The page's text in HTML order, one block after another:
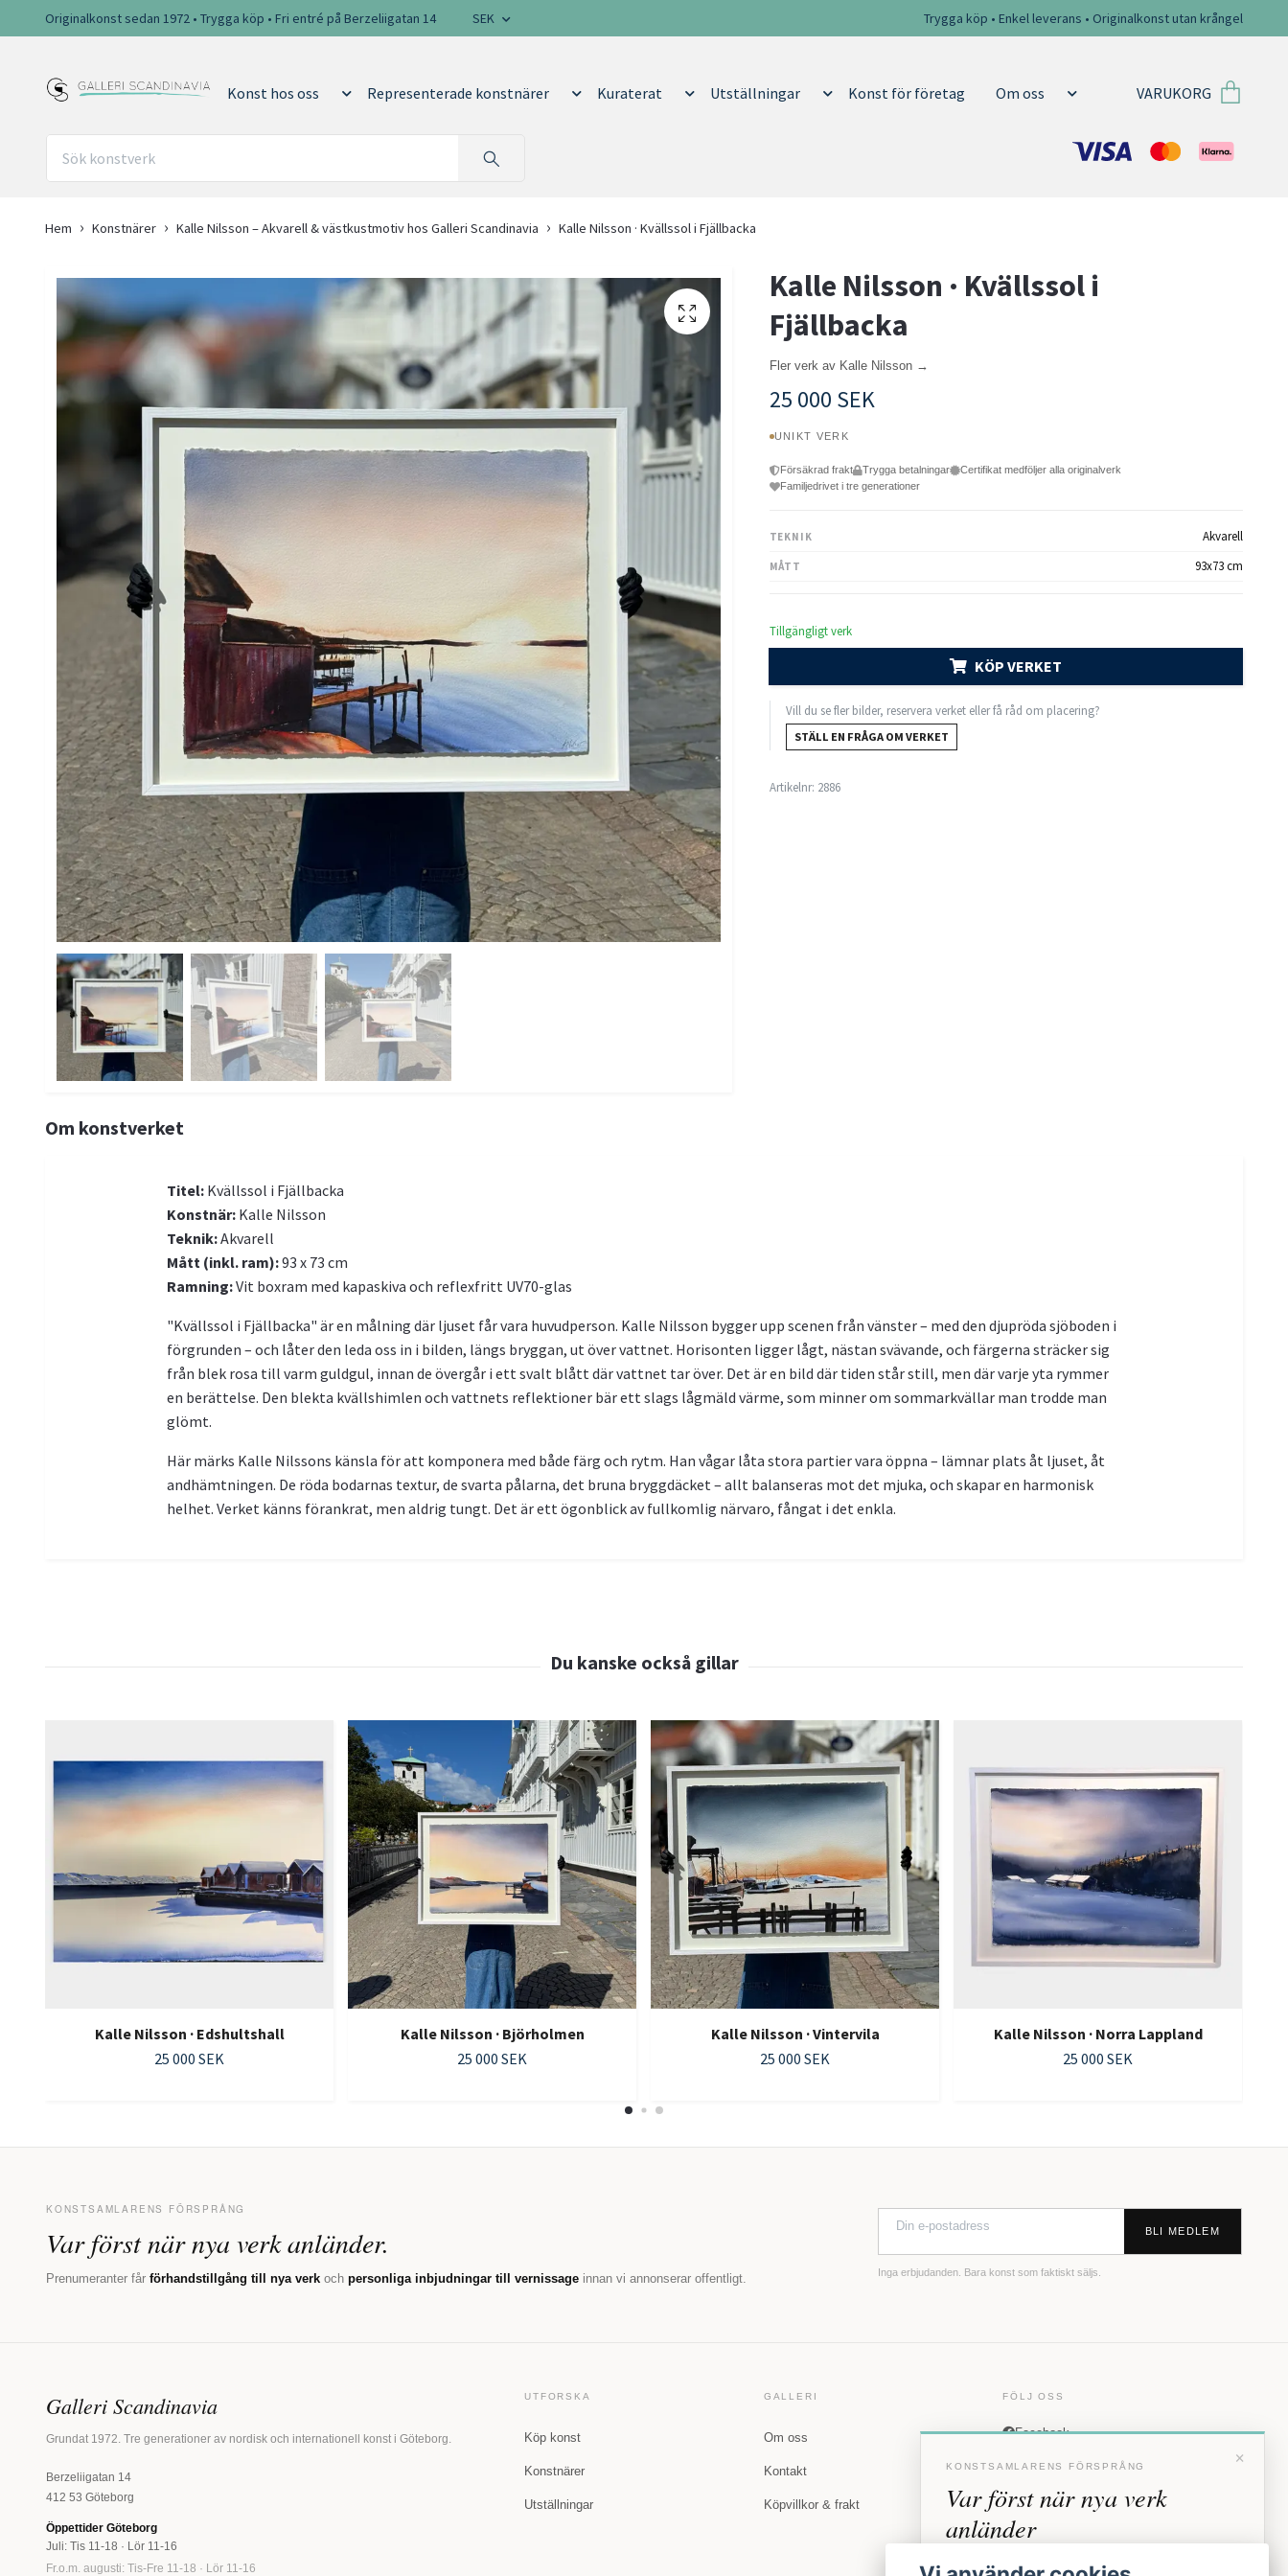
Originalkonst sedan 1972 • Trygga köp • Fri entré på Berzeliigatan 14 SEK Trygga köp • Enkel leverans • Originalkonst utan krångel
Konst hos oss Representerade konstnärer Kuraterat Utställningar Konst för företag Om oss VARUKORG
Hem Konstnärer Kalle Nilsson – Akvarell & västkustmotiv hos Galleri Scandinavia Kalle Nilsson · Kvällssol i Fjällbacka
Kalle Nilsson · Kvällssol i
Fjällbacka
Fler verk av Kalle Nilsson →
25 000 SEK
UNIKT VERK
Försäkrad frakt Trygga betalningar
Certifikat medföljer alla originalverk
Familjedrivet i tre generationer
TEKNIK Akvarell
MÅTT 93x73 cm
Tillgängligt verk
KÖP VERKET
Vill du se fler bilder, reservera verket eller få råd om placering?
STÄLL EN FRÅGA OM VERKET
Artikelnr: 2886
Om konstverket
Titel:Kvällssol i Fjällbacka
Konstnär:Kalle Nilsson
Teknik:Akvarell
Mått (inkl. ram):93 x 73 cm
Ramning:Vit boxram med kapaskiva och reflexfritt UV70-glas
"Kvällssol i Fjällbacka" är en målning där ljuset får vara huvudperson. Kalle Nilsson bygger upp scenen från vänster – med den djupröda sjöboden i
förgrunden – och låter den leda oss in i bilden, längs bryggan, ut över vattnet. Horisonten ligger lågt, nästan svävande, och färgerna sträcker sig
från blek rosa till varm guldgul, innan de övergår i ett svalt blått där vattnet tar över. Det är en bild där tiden står still, men där varje yta rymmer
en berättelse. Den blekta kvällshimlen och vattnets reflektioner bär ett slags lågmäld värme, som minner om sommarkvällar man trodde man
glömt.
Här märks Kalle Nilssons känsla för att komponera med både färg och rytm. Han vågar låta stora partier vara öppna – lämnar plats åt ljuset, åt
andhämtningen. De röda bodarnas textur, de svarta pålarna, det bruna bryggdäcket – allt balanseras mot det mjuka, och skapar en harmonisk
helhet. Verket känns förankrat, men aldrig tungt. Det är ett ögonblick av fullkomlig närvaro, fångat i det enkla.
Kalle Nilsson · Edshultshall
25 000 SEK
Kalle Nilsson · Björholmen
25 000 SEK
Kalle Nilsson · Vintervila
25 000 SEK
Kalle Nilsson · Norra Lappland
25 000 SEK
KONSTSAMLARENS FÖRSPRÅNG
Var först när nya verk anländer.
Prenumeranter får förhandstillgång till nya verk och personliga inbjudningar till vernissage innan vi annonserar offentligt.
BLI MEDLEM
Inga erbjudanden. Bara konst som faktiskt säljs.
Galleri Scandinavia
Grundat 1972. Tre generationer av nordisk och internationell konst i Göteborg.
Berzeliigatan 14
412 53 Göteborg
Öppettider Göteborg
Juli: Tis 11-18 · Lör 11-16
Fr.o.m. augusti: Tis-Fre 11-18 · Lör 11-16
UTFORSKA
Köp konst
Konstnärer
Utställningar
GALLERI
Om oss
Kontakt
Köpvillkor & frakt
FÖLJ OSS
Facebook
×
KONSTSAMLARENS FÖRSPRÅNG
Var först när nya verk
anländer
Förhandstillgång till nya verk och personliga